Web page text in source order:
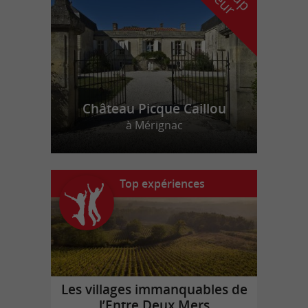
Château Picque Caillou
à Mérignac
Top expériences
Les villages immanquables de